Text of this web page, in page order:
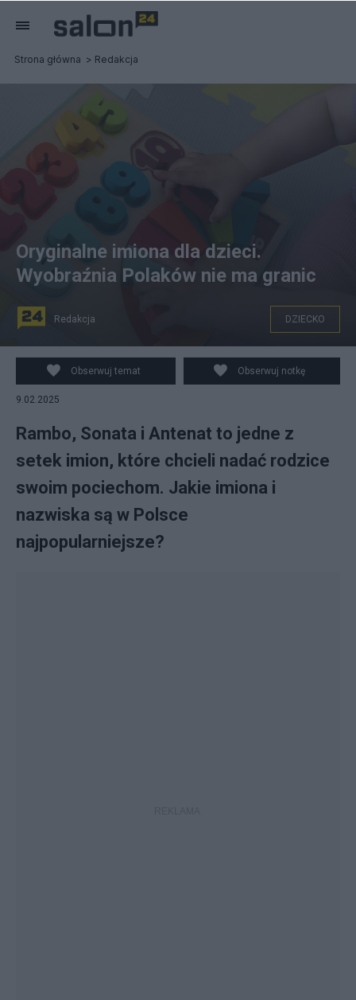
Strona główna Redakcja
Oryginalne imiona dla dzieci.
Wyobraźnia Polaków nie ma granic
Redakcja DZIECKO
Obserwuj temat Obserwuj notkę
9.02.2025
Rambo, Sonata i Antenat to jedne z
setek imion, które chcieli nadać rodzice
swoim pociechom. Jakie imiona i
nazwiska są w Polsce
najpopularniejsze?